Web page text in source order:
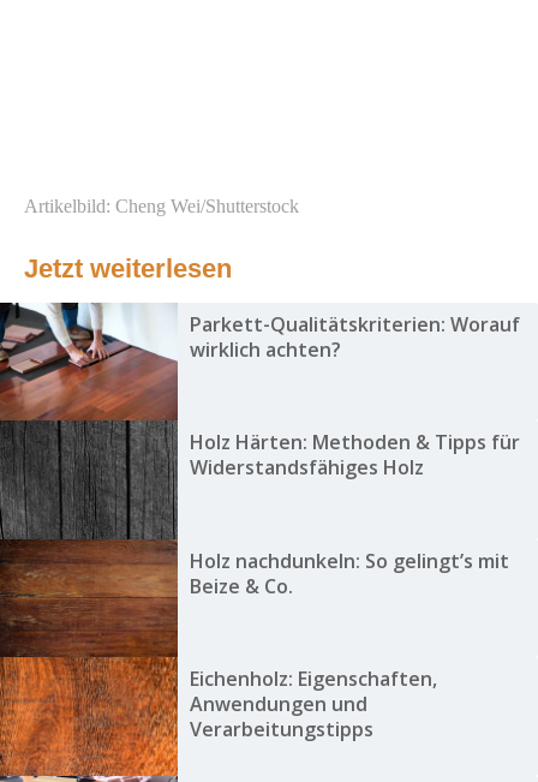
Artikelbild: Cheng Wei/Shutterstock
Jetzt weiterlesen
Parkett-Qualitätskriterien: Worauf
wirklich achten?
Holz Härten: Methoden & Tipps für
Widerstandsfähiges Holz
Holz nachdunkeln: So gelingt’s mit
Beize & Co.
Eichenholz: Eigenschaften,
Anwendungen und
Verarbeitungstipps